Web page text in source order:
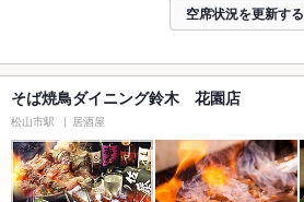
空席状況を更新する
そば焼鳥ダイニング鈴木 花園店
松山市駅 居酒屋